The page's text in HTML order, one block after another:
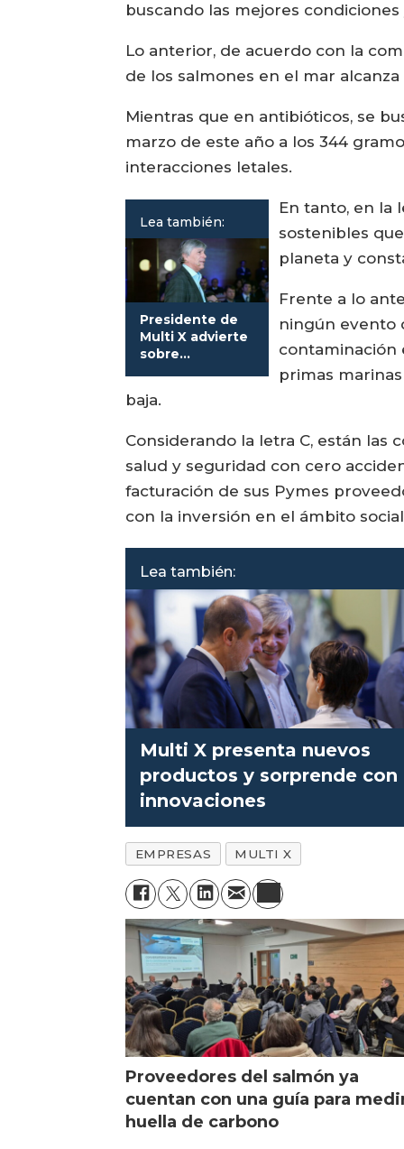
buscando las mejores
Lo anterior, de acuerdo con la
de los salmones en el mar alcanza
Mientras que en antibióticos, se
marzo de este año a los 344
interacciones letales.
Lea también:
Presidente de
Multi X advierte
sobre
viabilidad de la
En tanto, en la
sostenibles
planeta y
Frente a lo
ningún evento
contaminación
primas
baja.
Considerando la letra C, están las
salud y seguridad con cero
facturación de sus Pymes
con la inversión en el ámbito
Lea también:
Multi X presenta nuevos
productos y sorprende con
innovaciones
EMPRESAS MULTI X
Proveedores del salmón ya
cuentan con una guía para
huella de carbono